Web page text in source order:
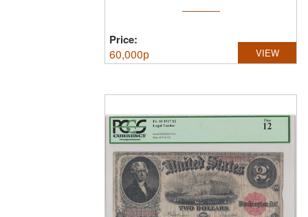
Price:
60,000р VIEW